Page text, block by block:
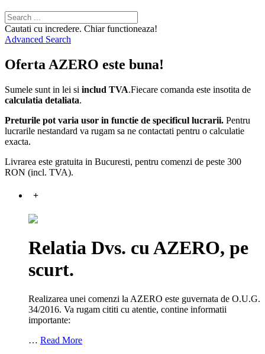
Cautati cu incredere. Chiar functioneaza!
Advanced Search
Oferta AZERO este buna!
Sumele sunt in lei si includ TVA.Fiecare comanda este insotita de
calculatia detaliata.
Preturile pot varia usor in functie de specificul lucrarii. Pentru
lucrarile nestandard va rugam sa ne contactati pentru o calculatie
exacta.
Livrarea este gratuita in Bucuresti, pentru comenzi de peste 300
RON (incl. TVA).
+
Relatia Dvs. cu AZERO, pe
scurt.
Realizarea unei comenzi la AZERO este guvernata de O.U.G.
34/2016. Va rugam cititi cu atentie, contine informatii
importante:
… Read More